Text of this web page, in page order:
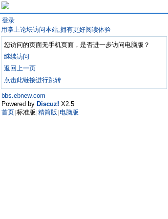
登录
用掌上论坛访问本站,拥有更好阅读体验
您访问的页面无手机页面，是否进一步访问电脑版？
继续访问
返回上一页
点击此链接进行跳转
bbs.ebnew.com
Powered by Discuz! X2.5
首页 标准版 精简版 电脑版